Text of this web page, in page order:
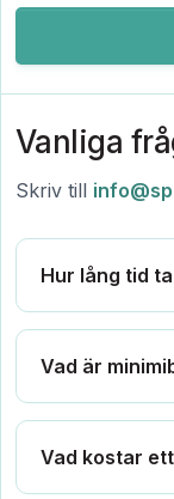
Vanliga
Skriv till
Hur lång tid
Vad är
Vad kostar